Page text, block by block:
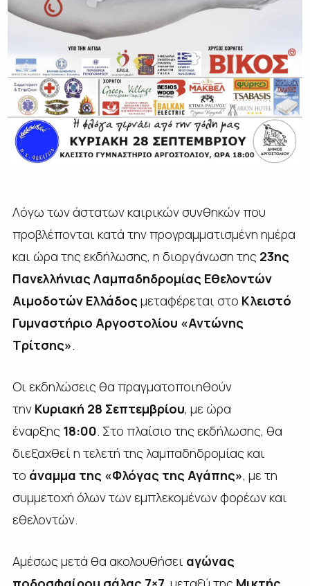
Λόγω των άστατων καιρικών συνθηκών που
προβλέπονται κατά την προγραμματισμένη ημέρα
και ώρα της εκδήλωσης, η διοργάνωση της 23ης
Πανελλήνιας Λαμπαδηδρομίας Εθελοντών
Αιμοδοτών Ελλάδος μεταφέρεται στο Κλειστό
Γυμναστήριο Αργοστολίου «Αντώνης
Τρίτσης».
Οι εκδηλώσεις θα πραγματοποιηθούν
την Κυριακή 28 Σεπτεμβρίου, με ώρα
έναρξης 18:00. Στο πλαίσιο της εκδήλωσης, θα
διεξαχθεί η τελετή της λαμπαδηδρομίας και
το άναμμα της «Φλόγας της Αγάπης», με τη
συμμετοχή όλων των εμπλεκομένων φορέων και
εθελοντών.
Αμέσως μετά θα ακολουθήσει αγώνας